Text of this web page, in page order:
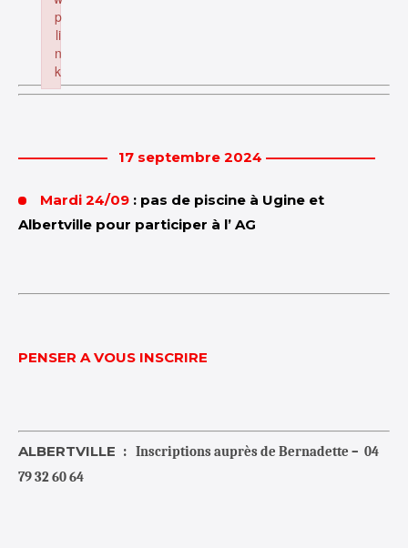
——————– 17 septembre 2024 ————————
Mardi 24/09 : pas de piscine à Ugine et
Albertville pour participer à l’ AG
PENSER A VOUS INSCRIRE
ALBERTVILLE : Inscriptions auprès de Bernadette – 04
79 32 60 64
p
li
n
k
Failed to initialize plugin: wplink